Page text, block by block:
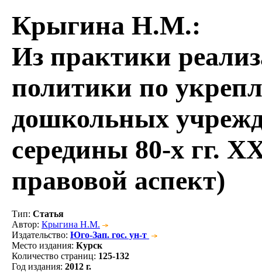
Крыгина Н.М.:
Из практики
политики по
дошкольных
середины 80-х гг.
правовой аспект)
Тип: Статья
Автор: Крыгина Н.М.
Издательство: Юго-Зап. гос. ун-т
Место издания: Курск
Количество страниц: 125-132
Год издания: 2012 г.